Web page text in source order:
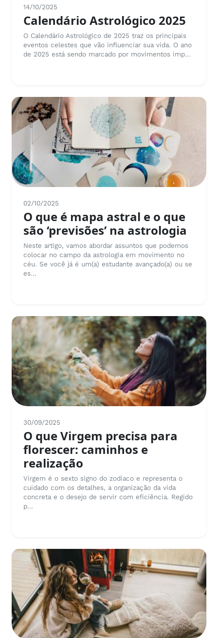
14/10/2025
Calendário Astrológico 2025
O Calendário Astrológico de 2025 traz os principais
eventos celestes que vão influenciar sua vida. O ano
de 2025 está sendo marcado por movimentos imp...
02/10/2025
O que é mapa astral e o que
são ‘previsões’ na astrologia
Neste artigo, vamos abordar assuntos que podemos
colocar no campo da astrologia em movimento no
céu. Se você já é um(a) estudante avançado(a) ou se
es...
30/09/2025
O que Virgem precisa para
florescer: caminhos e
realização
Virgem é o sexto signo do zodíaco e representa o
cuidado com os detalhes, a organização da vida
concreta e o desejo de servir com eficiência. Regido
p...